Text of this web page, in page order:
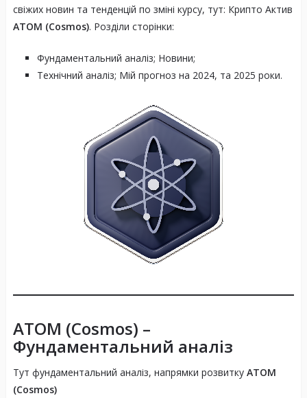
свіжих новин та тенденцій по зміні курсу, тут: Крипто Актив
ATOM (Cosmos). Розділи сторінки:
Фундаментальний аналіз; Новини;
Технічний аналіз; Мій прогноз на 2024, та 2025 роки.
ATOM (Cosmos) –
Фундаментальний аналіз
Тут фундаментальний аналіз, напрямки розвитку ATOM
(Cosmos)